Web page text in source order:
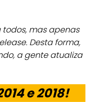
mas apenas
Desta forma,
a gente atualiza
e 2018!